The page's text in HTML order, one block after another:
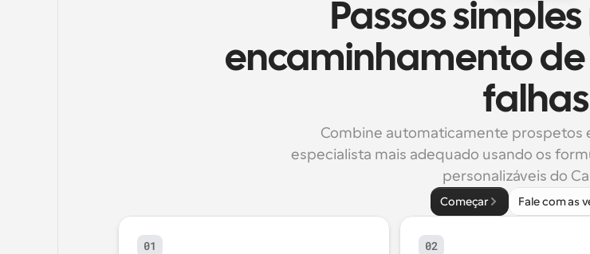
Passos
encaminhamento de
falhas
Combine automaticamente prospetos
especialista mais adequado usando os
personalizáveis do
Começar Fale com as
01 02